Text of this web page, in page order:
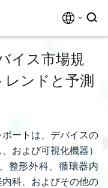
イス市場規
レンドと予測
ートは、デバイスの
および可視化機器）
整形外科、循環器内
科、およびその他の